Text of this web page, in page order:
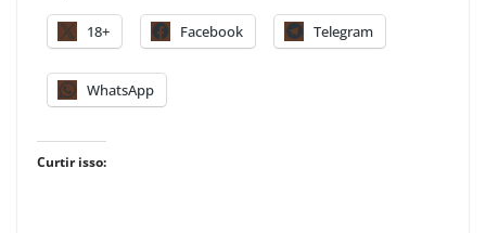
18+ Facebook Telegram
WhatsApp
Curtir isso: